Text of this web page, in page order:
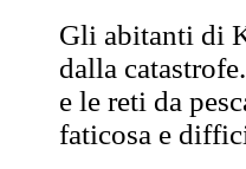
Gli abitanti di
dalla
e le reti da
faticosa e